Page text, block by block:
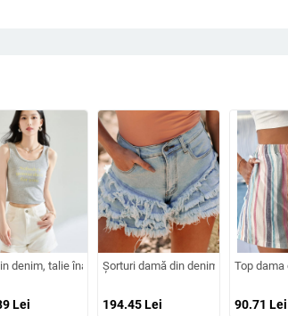
pentru femei
Spandex <30%, Lungime scurtă, Primăvara
grosime medie, imprimare tie-dye, stil street hipster
denim, talie înaltă, lungime scurtă, micro-elastic,
Lei
Șorturi damă din denim cu ciucuri,
194.45Lei
Top
90.71 Lei